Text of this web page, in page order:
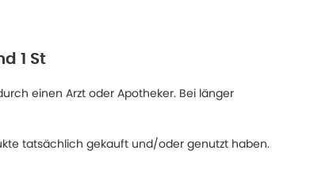
1 St
einen Arzt oder Apotheker. Bei länger
tatsächlich gekauft und/oder genutzt haben.